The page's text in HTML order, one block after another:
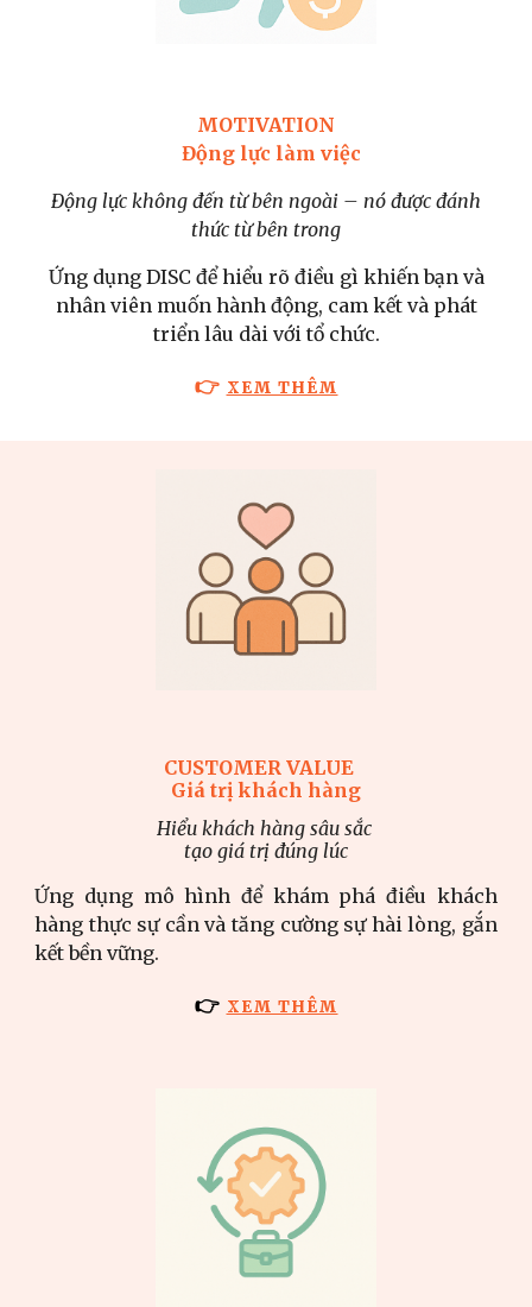
MOTIVATION
Động lực làm việc
Động lực không đến từ bên ngoài – nó được đánh
thức từ bên trong
Ứng dụng DISC để hiểu rõ điều gì khiến bạn và
nhân viên muốn hành động, cam kết và phát
triển lâu dài với tổ chức.
👉 XEM THÊM
CUSTOMER VALUE
Giá trị khách hàng
Hiểu khách hàng sâu sắc
tạo giá trị đúng lúc
Ứng dụng mô hình để khám phá điều khách
hàng thực sự cần và tăng cường sự hài lòng, gắn
kết bền vững.
👉 XEM THÊM